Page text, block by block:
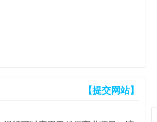
【提交网站】